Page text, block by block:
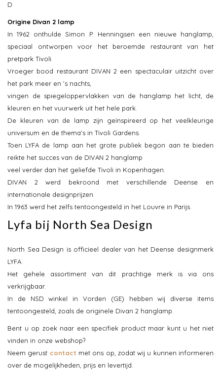
D
Origine Divan 2 lamp
In 1962 onthulde Simon P. Henningsen een nieuwe hanglamp,
speciaal ontworpen voor het beroemde restaurant van het
pretpark Tivoli.
Vroeger bood restaurant DIVAN 2 een spectaculair uitzicht over
het park meer en 's nachts,
vingen de spiegeloppervlakken van de hanglamp het licht, de
kleuren en het vuurwerk uit het hele park.
De kleuren van de lamp zijn geïnspireerd op het veelkleurige
universum en de thema's in Tivoli Gardens.
Toen LYFA de lamp aan het grote publiek begon aan te bieden
reikte het succes van de DIVAN 2 hanglamp
veel verder dan het geliefde Tivoli in Kopenhagen.
DIVAN 2 werd bekroond met verschillende Deense en
internationale designprijzen.
In 1963 werd het zelfs tentoongesteld in het Louvre in Parijs.
Lyfa bij North Sea Design
North Sea Design is officieel dealer van het Deense designmerk
LYFA.
Het gehele assortiment van dit prachtige merk is via ons
verkrijgbaar.
In de NSD winkel in Vorden (GE) hebben wij diverse items
tentoongesteld, zoals de originele Divan 2 hanglamp.
Bent u op zoek naar een specifiek product maar kunt u het niet
vinden in onze webshop?
Neem gerust contact met ons op, zodat wij u kunnen informeren
over de mogelijkheden, prijs en levertijd.